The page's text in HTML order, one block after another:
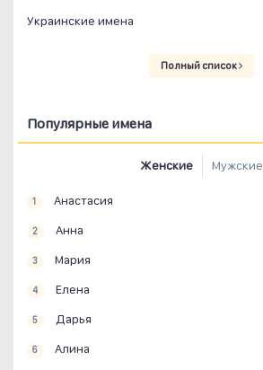
Украинские имена
Полный список
Популярные имена
Женские Мужские
1 Анастасия
2 Анна
3 Мария
4 Елена
5 Дарья
6 Алина